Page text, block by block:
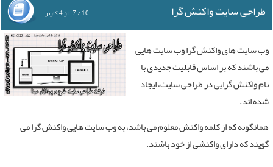
طراحی سایت واکنش گرا 7/10 از4کاربر
وب سایت های واکنش گرا وب سایت هایی
می باشند که بر اساس قابلیت جدیدی با
نام واکنش گرایی درطراحی سایت، ایجاد
شده اند.
همانگونه که از کلمه واکنش معلوم می باشد، به وب سایت هایی واکنش گرا می
گویند که دارای واکنشی از خود باشند.